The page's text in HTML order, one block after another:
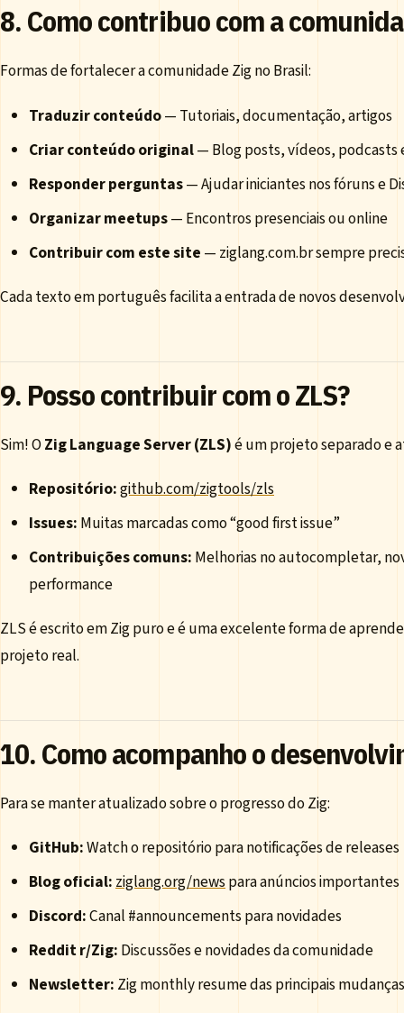
8. Como contribuo com a
Formas de fortalecer a comunidade Zig no Brasil:
Traduzir conteúdo— Tutoriais, documentação, artigos
Criar conteúdo original— Blog posts, vídeos,
Responder perguntas— Ajudar iniciantes nos fóruns e
Organizar meetups— Encontros presenciais ou online
Contribuir com este site — ziglang.com.br sempre
Cada texto em português facilita a entrada de novos
9. Posso contribuir com o ZLS?
Sim! OZig Language Server (ZLS)é um projeto separado e
Repositório:github.com/zigtools/zls
Issues: Muitas marcadas como “good first issue”
Contribuições comuns: Melhorias no autocompletar,
performance
ZLS é escrito em Zig puro e é uma excelente forma de
projeto real.
10. Como acompanho o
Para se manter atualizado sobre o progresso do Zig:
GitHub:Watch o repositório para notificações de releases
Blog oficial:ziglang.org/newspara anúncios importantes
Discord:Canal #announcements para novidades
Reddit r/Zig: Discussões e novidades da comunidade
Newsletter: Zig monthly resume das principais mudanças